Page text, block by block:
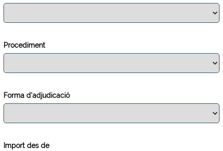
Procediment
Forma d'adjudicació
Import des de